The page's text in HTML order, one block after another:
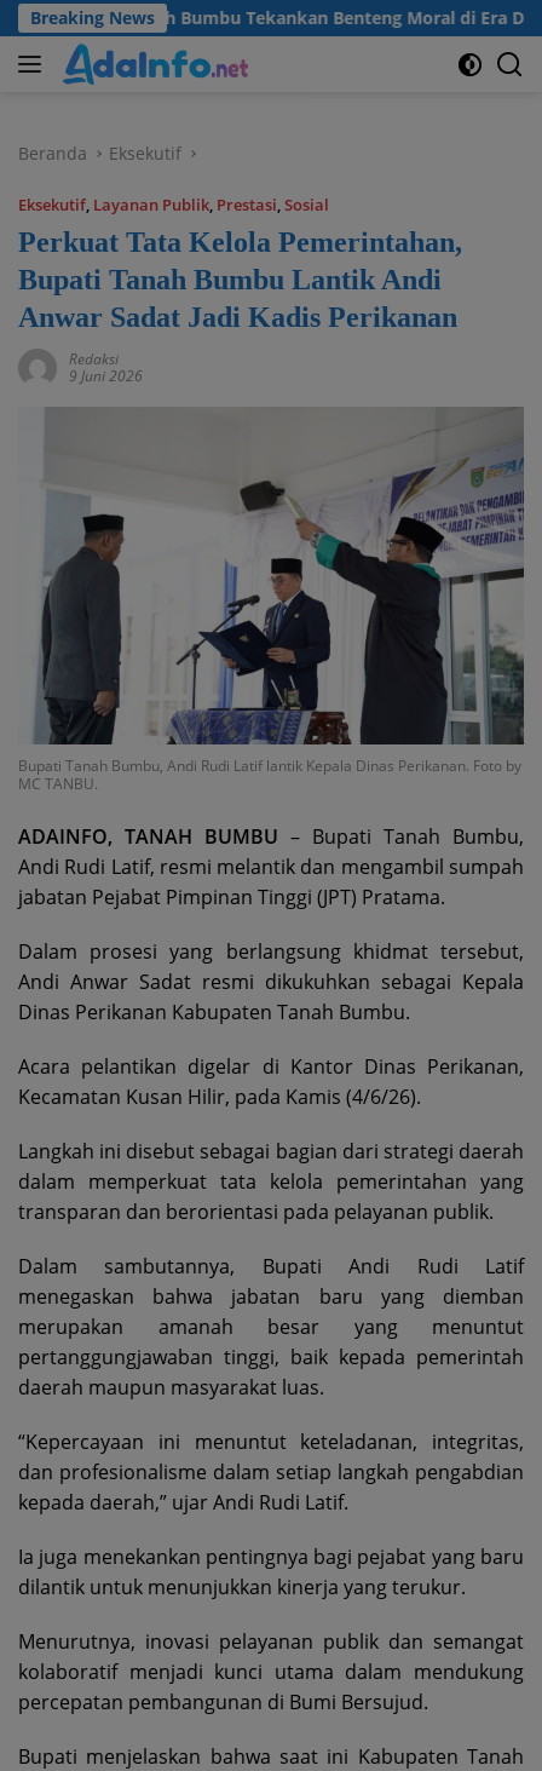
Langsung
ke
konten
Breaking News
Tanah Bumbu Tekankan Benteng Moral di Era Digital
Beranda Eksekutif
Eksekutif, Layanan Publik, Prestasi,Sosial
Perkuat Tata Kelola Pemerintahan,
Bupati Tanah Bumbu Lantik Andi
Anwar Sadat Jadi Kadis Perikanan
Redaksi
9 Juni 2026
Bupati Tanah Bumbu, Andi Rudi Latif lantik Kepala Dinas Perikanan. Foto by
MC TANBU.
ADAINFO, TANAH BUMBU – Bupati Tanah Bumbu,
Andi Rudi Latif, resmi melantik dan mengambil sumpah
jabatan Pejabat Pimpinan Tinggi (JPT) Pratama.
Dalam prosesi yang berlangsung khidmat tersebut,
Andi Anwar Sadat resmi dikukuhkan sebagai Kepala
Dinas Perikanan Kabupaten Tanah Bumbu.
Acara pelantikan digelar di Kantor Dinas Perikanan,
Kecamatan Kusan Hilir, pada Kamis (4/6/26).
Langkah ini disebut sebagai bagian dari strategi daerah
dalam memperkuat tata kelola pemerintahan yang
transparan dan berorientasi pada pelayanan publik.
Dalam sambutannya, Bupati Andi Rudi Latif
menegaskan bahwa jabatan baru yang diemban
merupakan amanah besar yang menuntut
pertanggungjawaban tinggi, baik kepada pemerintah
daerah maupun masyarakat luas.
“Kepercayaan ini menuntut keteladanan, integritas,
dan profesionalisme dalam setiap langkah pengabdian
kepada daerah,” ujar Andi Rudi Latif.
Ia juga menekankan pentingnya bagi pejabat yang baru
dilantik untuk menunjukkan kinerja yang terukur.
Menurutnya, inovasi pelayanan publik dan semangat
kolaboratif menjadi kunci utama dalam mendukung
percepatan pembangunan di Bumi Bersujud.
Bupati menjelaskan bahwa saat ini Kabupaten Tanah